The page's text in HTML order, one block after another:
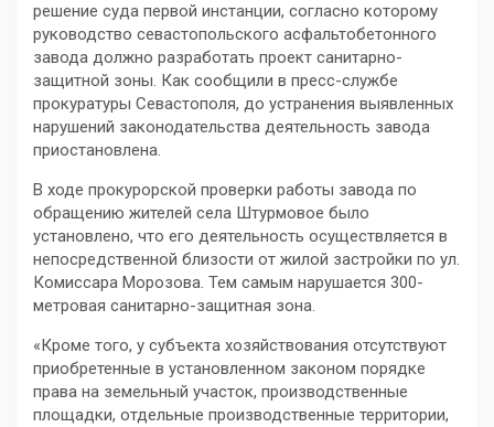
решение суда первой инстанции, согласно которому
руководство севастопольского асфальтобетонного
завода должно разработать проект санитарно-
защитной зоны. Как сообщили в пресс-службе
прокуратуры Севастополя, до устранения выявленных
нарушений законодательства деятельность завода
приостановлена.
В ходе прокурорской проверки работы завода по
обращению жителей села Штурмовое было
установлено, что его деятельность осуществляется в
непосредственной близости от жилой застройки по ул.
Комиссара Морозова. Тем самым нарушается 300-
метровая санитарно-защитная зона.
«Кроме того, у субъекта хозяйствования отсутствуют
приобретенные в установленном законом порядке
права на земельный участок, производственные
площадки, отдельные производственные территории,